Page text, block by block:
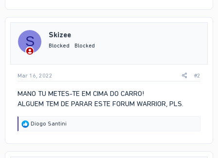
S Skizee
Blocked Blocked
Mar 16, 2022 #2
MANO TU METES-TE EM CIMA DO CARRO!
ALGUEM TEM DE PARAR ESTE FORUM WARRIOR, PLS.
R
Diogo Santini